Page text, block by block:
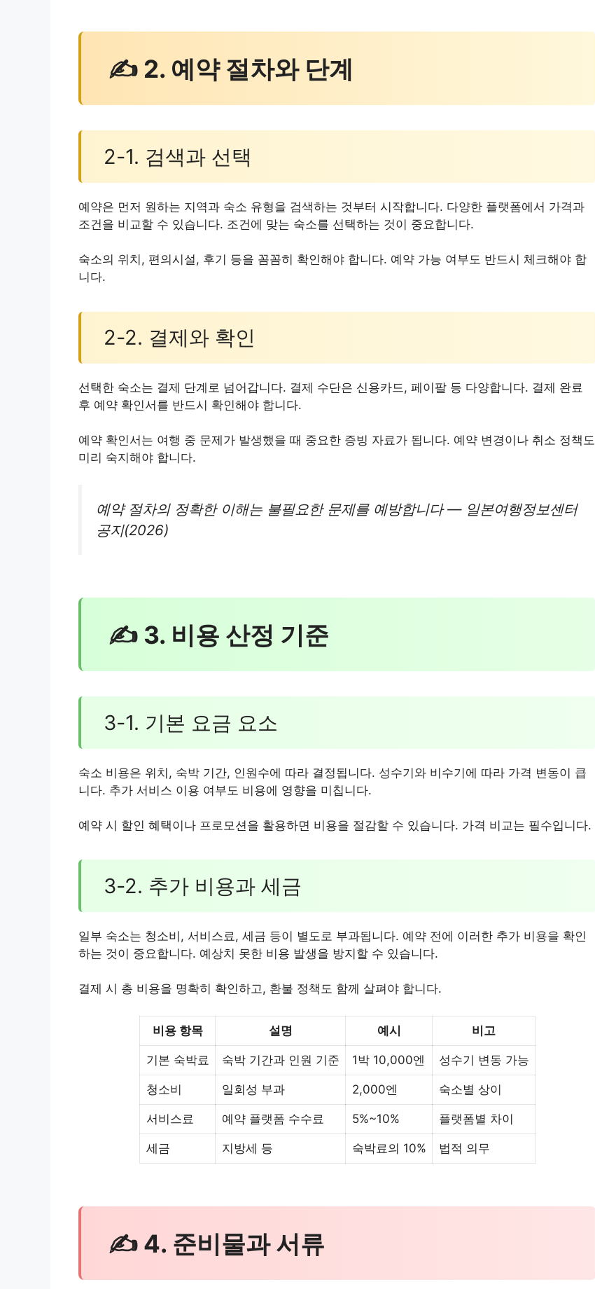
✍ 2. 예약 절차와 단계
2-1. 검색과 선택
예약은 먼저 원하는 지역과 숙소 유형을 검색하는 것부터 시작합니다. 다양한 플랫폼에서 가격과
조건을 비교할 수 있습니다. 조건에 맞는 숙소를 선택하는 것이 중요합니다.
숙소의 위치, 편의시설, 후기 등을 꼼꼼히 확인해야 합니다. 예약 가능 여부도 반드시 체크해야 합
니다.
2-2. 결제와 확인
선택한 숙소는 결제 단계로 넘어갑니다. 결제 수단은 신용카드, 페이팔 등 다양합니다. 결제 완료
후 예약 확인서를 반드시 확인해야 합니다.
예약 확인서는 여행 중 문제가 발생했을 때 중요한 증빙 자료가 됩니다. 예약 변경이나 취소 정책도
미리 숙지해야 합니다.
예약 절차의 정확한 이해는 불필요한 문제를 예방합니다 — 일본여행정보센터
공지(2026)
✍ 3. 비용 산정 기준
3-1. 기본 요금 요소
숙소 비용은 위치, 숙박 기간, 인원수에 따라 결정됩니다. 성수기와 비수기에 따라 가격 변동이 큽
니다. 추가 서비스 이용 여부도 비용에 영향을 미칩니다.
예약 시 할인 혜택이나 프로모션을 활용하면 비용을 절감할 수 있습니다. 가격 비교는 필수입니다.
3-2. 추가 비용과 세금
일부 숙소는 청소비, 서비스료, 세금 등이 별도로 부과됩니다. 예약 전에 이러한 추가 비용을 확인
하는 것이 중요합니다. 예상치 못한 비용 발생을 방지할 수 있습니다.
결제 시 총 비용을 명확히 확인하고, 환불 정책도 함께 살펴야 합니다.
비용 항목 설명 예시 비고
기본 숙박료 숙박 기간과 인원 기준 1박 10,000엔 성수기 변동 가능
청소비 일회성 부과 2,000엔 숙소별 상이
서비스료 예약 플랫폼 수수료 5%~10% 플랫폼별 차이
세금 지방세 등 숙박료의 10% 법적 의무
✍ 4. 준비물과 서류